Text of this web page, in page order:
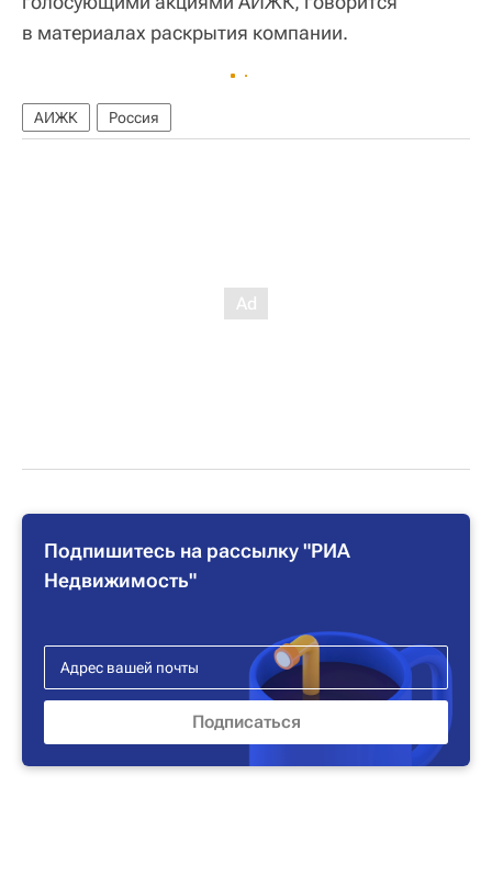
в материалах раскрытия компании.
АИЖК Россия
Подпишитесь на рассылку "РИА
Недвижимость"